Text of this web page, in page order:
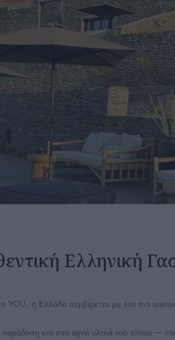
Ελληνική
YOU, η Ελλάδα σερβίρεται με τον πιο
και στα αγνά υλικά του τόπου —